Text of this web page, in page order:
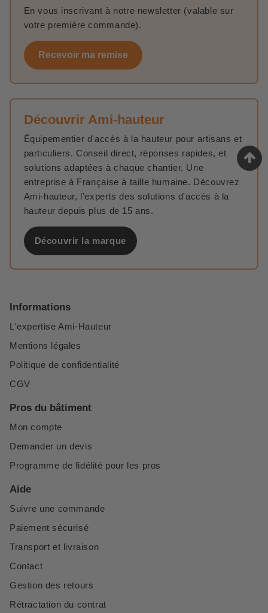
En vous inscrivant à notre newsletter (valable sur
votre première commande).
Recevoir ma remise
Découvrir Ami-hauteur
Équipementier d'accès à la hauteur pour artisans et
particuliers. Conseil direct, réponses rapides, et
solutions adaptées à chaque chantier. Une
entreprise à Française à taille humaine. Découvrez
Ami-hauteur, l'experts des solutions d'accès à la
hauteur depuis plus de 15 ans.
Découvrir la marque
Informations
L'expertise Ami-Hauteur
Mentions légales
Politique de confidentialité
CGV
Pros du bâtiment
Mon compte
Demander un devis
Programme de fidélité pour les pros
Aide
Suivre une commande
Paiement sécurisé
Transport et livraison
Contact
Gestion des retours
Rétractation du contrat